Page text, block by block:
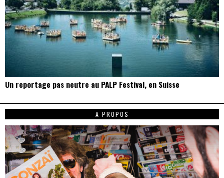
Un reportage pas neutre au PALP Festival, en Suisse
A PROPOS